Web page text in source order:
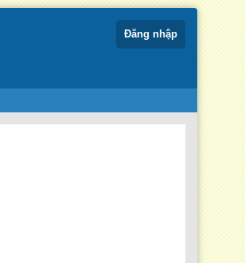
Đăng nhập